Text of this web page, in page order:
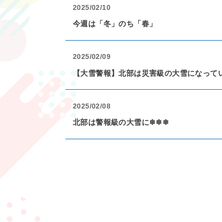
2025/02/10
今週は「冬」のち「春」
2025/02/09
【大雪警報】北部は災害級の大雪になって
2025/02/08
北部は警報級の大雪に❄❄❄